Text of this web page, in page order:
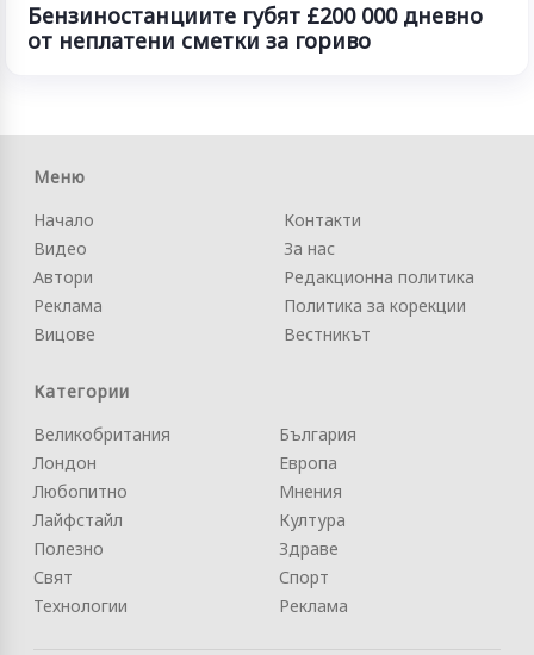
Бензиностанциите губят £200 000 дневно
от неплатени сметки за гориво
Меню
Начало
Видео
Автори
Реклама
Вицове
Контакти
За нас
Редакционна политика
Политика за корекции
Вестникът
Категории
Великобритания
Лондон
Любопитно
Лайфстайл
Полезно
Свят
Технологии
България
Европа
Мнения
Култура
Здраве
Спорт
Реклама